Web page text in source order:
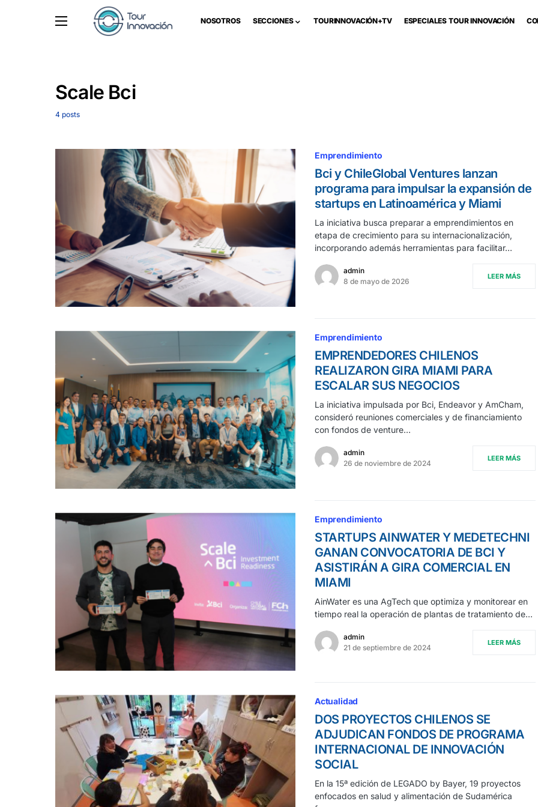
NOSOTROS SECCIONES TOURINNOVACIÓN+TV ESPECIALES TOUR INNOVACIÓN
Scale Bci
4 posts
Emprendimiento
Bci y ChileGlobal Ventures lanzan
programa para impulsar la expansión de
startups en Latinoamérica y Miami
La iniciativa busca preparar a emprendimientos en
etapa de crecimiento para su internacionalización,
incorporando además herramientas para facilitar…
admin
8 de mayo de 2026
LEER MÁS
Emprendimiento
EMPRENDEDORES CHILENOS
REALIZARON GIRA MIAMI PARA
ESCALAR SUS NEGOCIOS
La iniciativa impulsada por Bci, Endeavor y AmCham,
consideró reuniones comerciales y de financiamiento
con fondos de venture…
admin
26 de noviembre de 2024
LEER MÁS
Emprendimiento
STARTUPS AINWATER Y MEDETECHNI
GANAN CONVOCATORIA DE BCI Y
ASISTIRÁN A GIRA COMERCIAL EN
MIAMI
AinWater es una AgTech que optimiza y monitorear en
tiempo real la operación de plantas de tratamiento de…
admin
21 de septiembre de 2024
LEER MÁS
Actualidad
DOS PROYECTOS CHILENOS SE
ADJUDICAN FONDOS DE PROGRAMA
INTERNACIONAL DE INNOVACIÓN
SOCIAL
En la 15ª edición de LEGADO by Bayer, 19 proyectos
enfocados en salud y alimentación de Sudamérica